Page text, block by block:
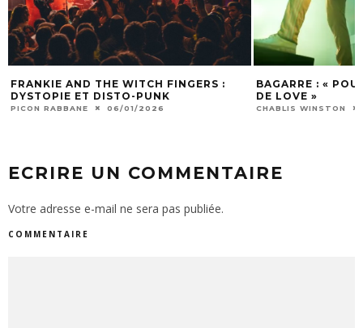
FRANKIE AND THE WITCH FINGERS :
DYSTOPIE ET DISTO-PUNK
PICON RABBANE 06/01/2026
BAGARRE : «
DE LOVE »
CHABLIS WINSTON
ECRIRE UN COMMENTAIRE
Votre adresse e-mail ne sera pas publiée.
COMMENTAIRE